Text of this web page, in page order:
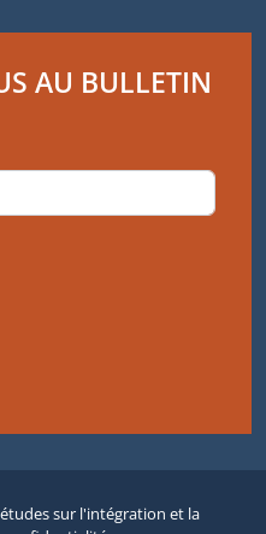
AU BULLETIN
sur l'intégration et la